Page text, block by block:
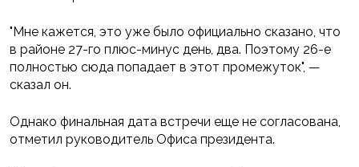
"Мне кажется, это уже было официально сказано, что
в районе 27-го плюс-минус день, два. Поэтому 26-е
полностью сюда попадает в этот промежуток", —
сказал он.
Однако финальная дата встречи еще не согласована,
отметил руководитель Офиса президента.